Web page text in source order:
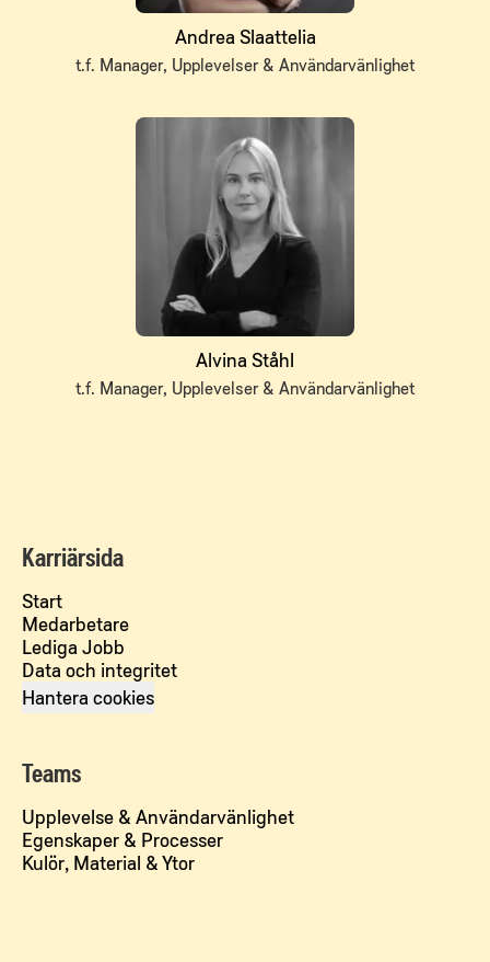
Andrea Slaattelia
t.f. Manager, Upplevelser & Användarvänlighet
Alvina Ståhl
t.f. Manager, Upplevelser & Användarvänlighet
Karriärsida
Start
Medarbetare
Lediga Jobb
Data och integritet
Hantera cookies
Teams
Upplevelse & Användarvänlighet
Egenskaper & Processer
Kulör, Material & Ytor